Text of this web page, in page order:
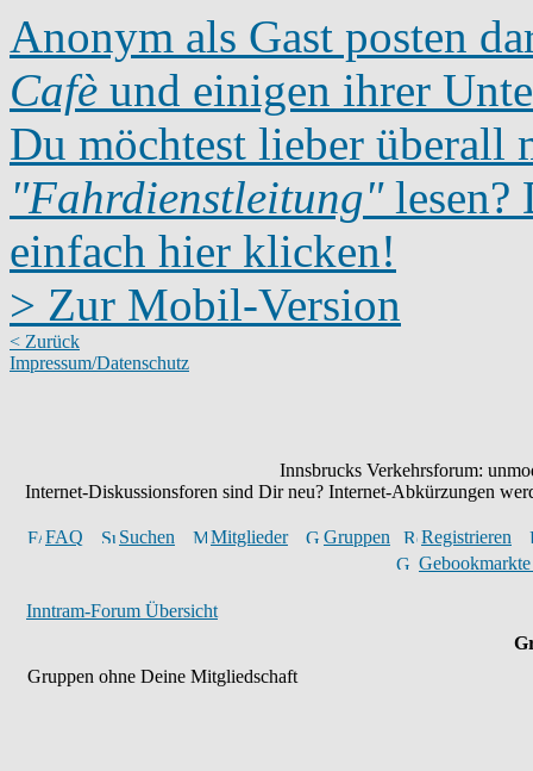
Anonym als Gast posten
Cafè und einigen ihrer
Du möchtest lieber überall
"Fahrdienstleitung"lesen?
einfach hier klicken!
> Zur Mobil-Version
< Zurück
Impressum/Datenschutz
Innsbrucks Verkehrsforum:
Internet-Diskussionsforen sind Dir neu? Internet-Abkürzungen
FAQ Suchen Mitglieder Gruppen
Registrieren
Inntram-Forum Übersicht
Gruppen ohne Deine Mitgliedschaft